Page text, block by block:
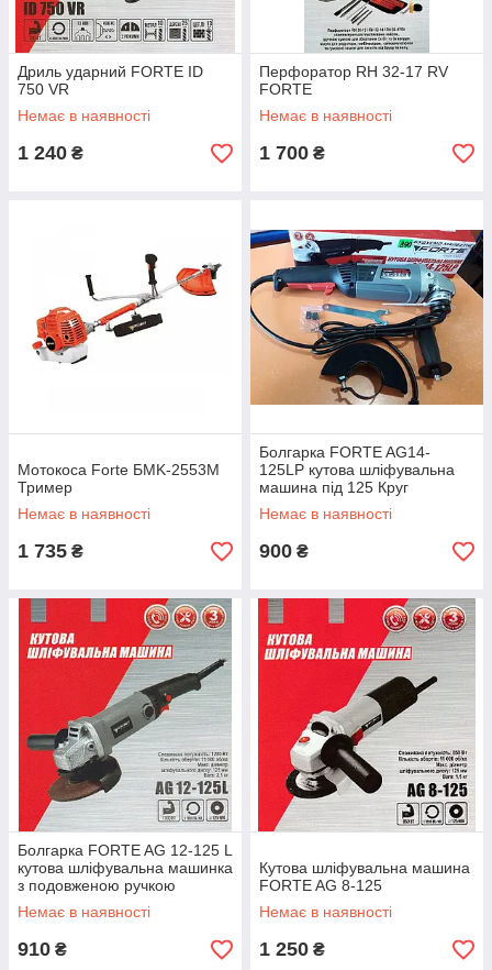
Дриль ударний FORTE ID
750 VR
Немає в наявності
1 240 ₴
Перфоратор RH 32-17 RV
FORTE
Немає в наявності
1 700 ₴
Мотокоса Forte БMK-2553М
Тример
Немає в наявності
1 735 ₴
Болгарка FORTE AG14-
125LP кутова шліфувальна
машина під 125 Круг
Немає в наявності
900 ₴
Болгарка FORTE AG 12-125 L
кутова шліфувальна машинка
з подовженою ручкою
Немає в наявності
910 ₴
Кутова шліфувальна машина
FORTE AG 8-125
Немає в наявності
1 250 ₴